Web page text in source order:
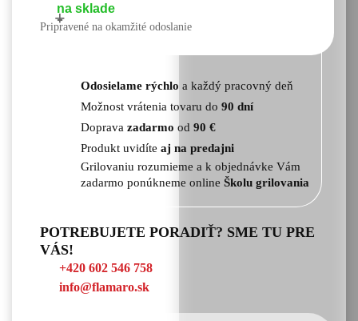
-
+
na sklade
Pripravené na okamžité odoslanie
Odosielame rýchlo a každý pracovný deň
Možnost vrátenia tovaru do 90 dní
Doprava zadarmo od 90 €
Produkt uvidíte aj na predajni
Grilovaniu rozumieme a k objednávke Vám
zadarmo ponúkneme online Školu grilovania
POTREBUJETE PORADIŤ? SME TU PRE
VÁS!
+420 602 546 758
info@flamaro.sk